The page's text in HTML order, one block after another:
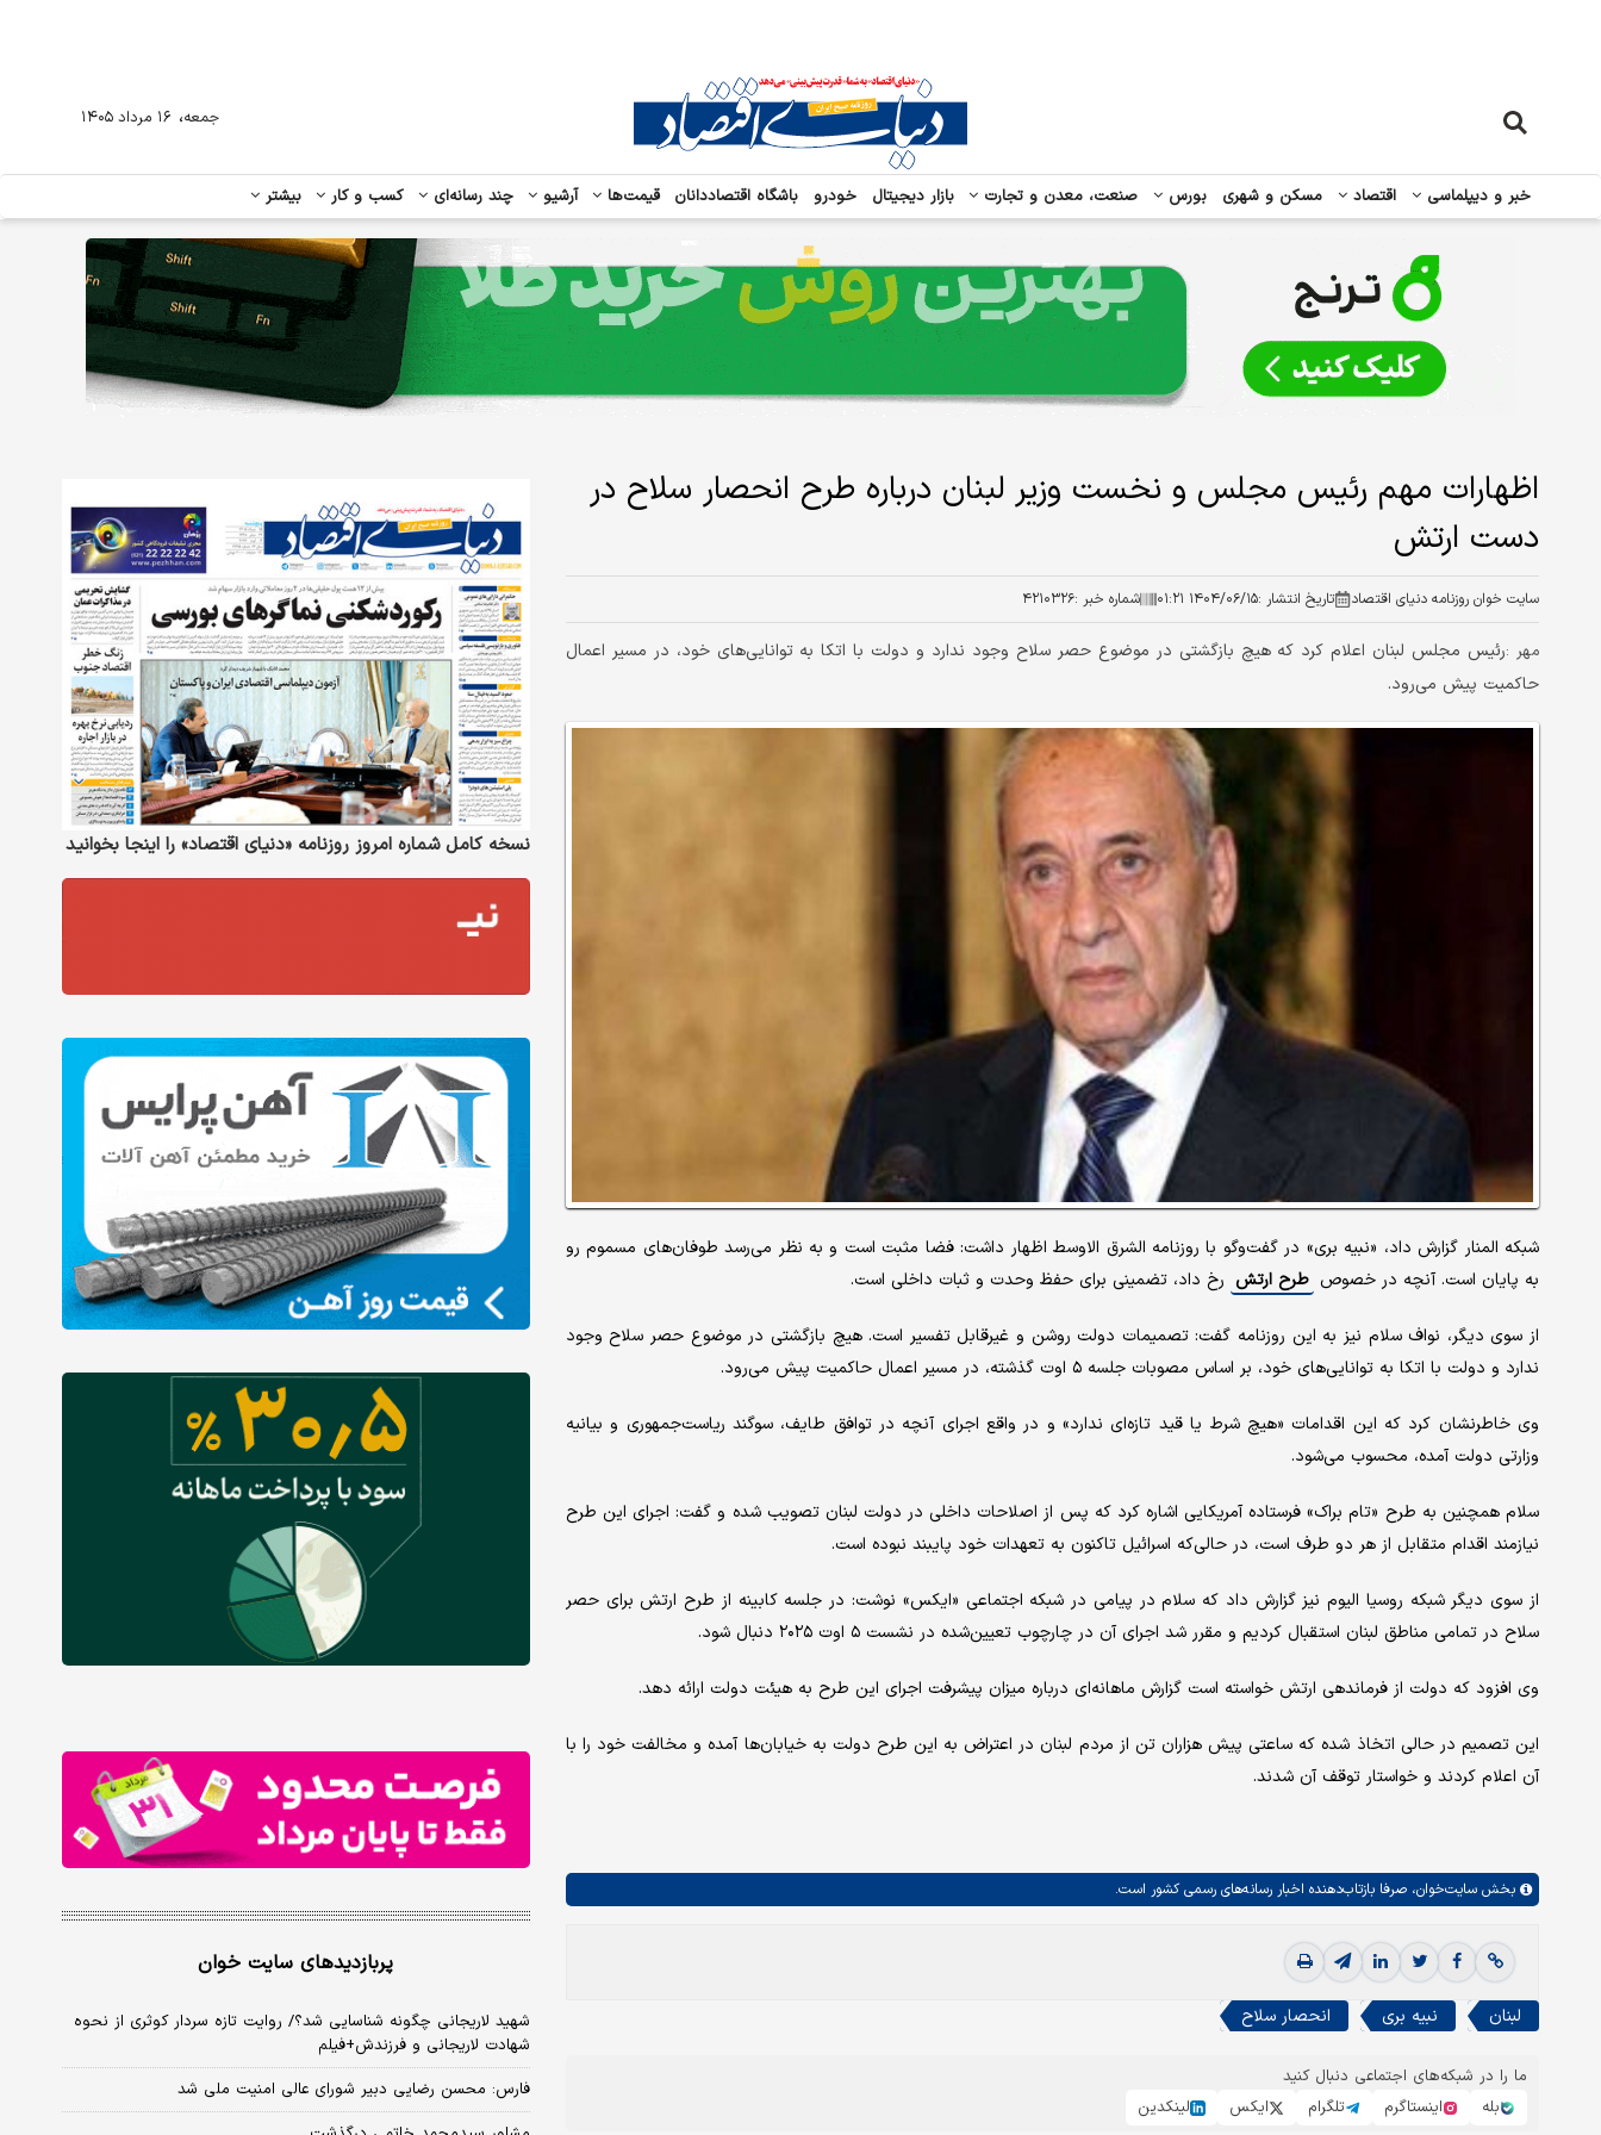
خبر و دیپلماسی اقتصاد مسکن و شهری بورس صنعت، معدن و تجارت بازار دیجیتال خودرو باشگاه اقتصاددانان قیمت‌ها آرشیو چند رسانه‌ای کسب و کار بیشتر
جمعه، ۱۶ مرداد ۱۴۰۵
اظهارات مهم رئیس مجلس و نخست وزیر لبنان درباره طرح انحصار سلاح در
دست ارتش
سایت خوان روزنامه دنیای اقتصاد تاریخ انتشار :۱۴۰۴/۰۶/۱۵ ۰۱:۲۱ شماره خبر :۴۲۱۰۳۲۶
مهر :​رئیس مجلس لبنان اعلام کرد که هیچ بازگشتی در موضوع حصر سلاح وجود ندارد و دولت با اتکا به توانایی‌های خود، در مسیر اعمال
حاکمیت پیش می‌رود.
شبکه المنار گزارش داد، «نبیه بری» در گفت‌وگو با روزنامه الشرق الاوسط اظهار داشت: فضا مثبت است و به نظر می‌رسد طوفان‌های مسموم رو
به پایان است. آنچه در خصوص طرح ارتش رخ داد، تضمینی برای حفظ وحدت و ثبات داخلی است.
از سوی دیگر، نواف سلام نیز به این روزنامه گفت: تصمیمات دولت روشن و غیرقابل تفسیر است. هیچ بازگشتی در موضوع حصر سلاح وجود
ندارد و دولت با اتکا به توانایی‌های خود، بر اساس مصوبات جلسه ۵ اوت گذشته، در مسیر اعمال حاکمیت پیش می‌رود.
وی خاطرنشان کرد که این اقدامات «هیچ شرط یا قید تازه‌ای ندارد» و در واقع اجرای آنچه در توافق طایف، سوگند ریاست‌جمهوری و بیانیه
وزارتی دولت آمده، محسوب می‌شود.
سلام همچنین به طرح «تام براک» فرستاده آمریکایی اشاره کرد که پس از اصلاحات داخلی در دولت لبنان تصویب شده و گفت: اجرای این طرح
نیازمند اقدام متقابل از هر دو طرف است، در حالی‌که اسرائیل تاکنون به تعهدات خود پایبند نبوده است.
از سوی دیگر شبکه روسیا الیوم نیز گزارش داد که سلام در پیامی در شبکه اجتماعی «ایکس» نوشت: در جلسه کابینه از طرح ارتش برای حصر
سلاح در تمامی مناطق لبنان استقبال کردیم و مقرر شد اجرای آن در چارچوب تعیین‌شده در نشست ۵ اوت ۲۰۲۵ دنبال شود.
وی افزود که دولت از فرماندهی ارتش خواسته است گزارش ماهانه‌ای درباره میزان پیشرفت اجرای این طرح به هیئت دولت ارائه دهد.
این تصمیم در حالی اتخاذ شده که ساعتی پیش هزاران تن از مردم لبنان در اعتراض به این طرح دولت به خیابان‌ها آمده و مخالفت خود را با
آن اعلام کردند و خواستار توقف آن شدند.
بخش سایت‌خوان، صرفا بازتاب‌دهنده اخبار رسانه‌های رسمی کشور است.
لبنان نبیه بری انحصار سلاح
ما را در شبکه‌های اجتماعی دنبال کنید
بله
اینستاگرم تلگرام ایکس لینکدین
نسخه کامل شماره امروز روزنامه «دنیای‌ اقتصاد» را اینجا بخوانید
پربازدیدهای سایت خوان
شهید لاریجانی چگونه شناسایی شد؟/ روایت تازه سردار کوثری از نحوه
شهادت لاریجانی و فرزندش+فیلم
فارس: محسن رضایی دبیر شورای عالی امنیت ملی شد